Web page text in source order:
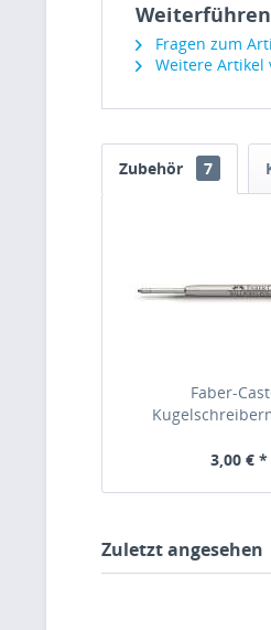
Fragen zum
Weitere Artikel
Zubehör 7
Faber-
148740
3,00 € *
Zuletzt angesehen